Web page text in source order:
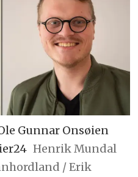
Gunnar Onsøien
Henrik Mundal
/ Erik